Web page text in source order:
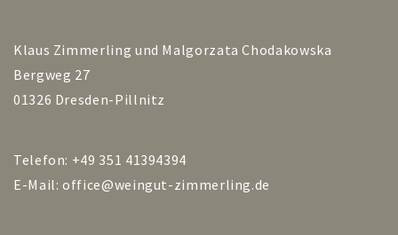
Klaus Zimmerling und Malgorzata Chodakowska
Bergweg 27
01326 Dresden-Pillnitz
Telefon: +49 351 41394394
E-Mail:office@weingut-zimmerling.de